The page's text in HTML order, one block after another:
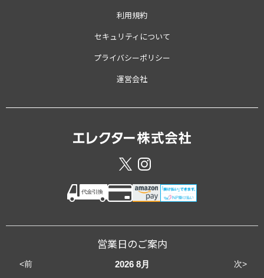
利用規約
セキュリティについて
プライバシーポリシー
運営会社
営業日のご案内
<前 次>
2026 8月